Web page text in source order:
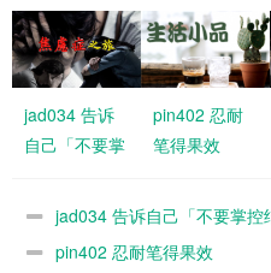
jad034 告诉
自己「不要掌
上帝吧!」
pin402 忍耐
笔得果效
jad034 告诉自己「不要掌控
pin402 忍耐笔得果效